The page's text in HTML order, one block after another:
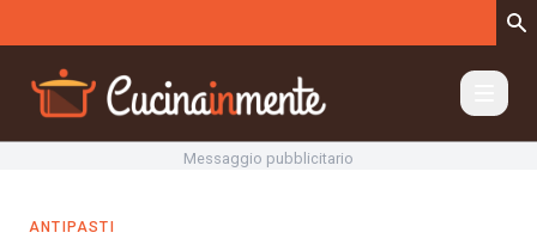
Messaggio pubblicitario
ANTIPASTI